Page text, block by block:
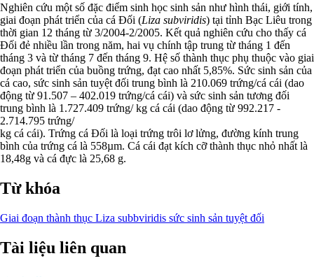
Nghiên cứu một số đặc điểm sinh học sinh sản như hình thái, giới tính,
giai đoạn phát triển của cá Đối (Liza subviridis) tại tỉnh Bạc Liêu trong
thời gian 12 tháng từ 3/2004-2/2005. Kết quả nghiên cứu cho thấy cá
Đối đẻ nhiều lần trong năm, hai vụ chính tập trung từ tháng 1 đến
tháng 3 và từ tháng 7 đến tháng 9. Hệ số thành thục phụ thuộc vào giai
đoạn phát triển của buồng trứng, đạt cao nhất 5,85%. Sức sinh sản của
cá cao, sức sinh sản tuyệt đối trung bình là 210.069 trứng/cá cái (dao
động từ 91.507 – 402.019 trứng/cá cái) và sức sinh sản tương đối
trung bình là 1.727.409 trứng/ kg cá cái (dao động từ 992.217 -
2.714.795 trứng/
kg cá cái). Trứng cá Đối là loại trứng trôi lơ lửng, đường kính trung
bình của trứng cá là 558µm. Cá cái đạt kích cỡ thành thục nhỏ nhất là
18,48g và cá đực là 25,68 g.
Từ khóa
Giai đoạn thành thục Liza subbviridis sức sinh sản tuyệt đối
Tài liệu liên quan